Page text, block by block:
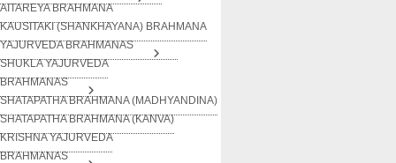
AITAREYA BRAHMANA
KAUSITAKI (SHANKHAYANA) BRAHMANA
YAJURVEDA BRAHMANAS
SHUKLA YAJURVEDA
BRAHMANAS
SHATAPATHA BRAHMANA (MADHYANDINA)
SHATAPATHA BRAHMANA (KANVA)
KRISHNA YAJURVEDA
BRAHMANAS